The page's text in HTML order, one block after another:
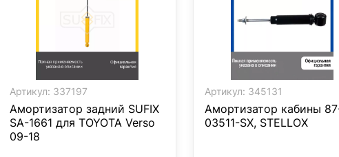
Артикул: 337197
Амортизатор задний SUFIX
SA-1661 для TOYOTA Verso
09-18
Артикул: 345131
Амортизатор кабины
03511-SX, STELLOX